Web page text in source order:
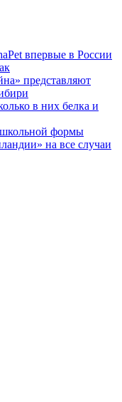
впервые в России
представляют
в них белка и
формы
на все случаи